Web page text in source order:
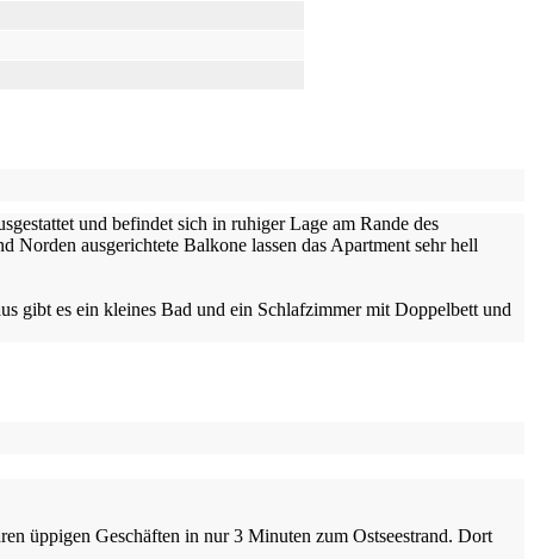
und befindet sich in ruhiger Lage am Rande des
ausgerichtete Balkone lassen das Apartment sehr hell
gibt es ein kleines Bad und ein Schlafzimmer mit Doppelbett und
üppigen Geschäften in nur 3 Minuten zum Ostseestrand. Dort